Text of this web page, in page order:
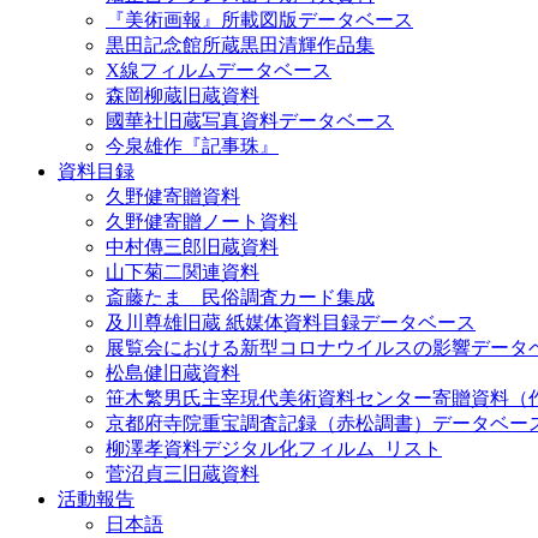
『美術画報』所載図版データベース
黒田記念館所蔵黒田清輝作品集
X線フィルムデータベース
森岡柳蔵旧蔵資料
國華社旧蔵写真資料データベース
今泉雄作『記事珠』
資料目録
久野健寄贈資料
久野健寄贈ノート資料
中村傳三郎旧蔵資料
山下菊二関連資料
斎藤たま 民俗調査カード集成
及川尊雄旧蔵 紙媒体資料目録データベース
展覧会における新型コロナウイルスの影響データ
松島健旧蔵資料
笹木繁男氏主宰現代美術資料センター寄贈資料（
京都府寺院重宝調査記録（赤松調書）データベー
柳澤孝資料デジタル化フィルム_リスト
菅沼貞三旧蔵資料
活動報告
日本語